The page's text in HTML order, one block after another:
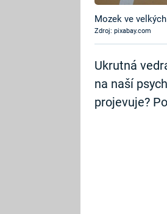
Mozek ve
Zdroj: pixabay.com
Ukrutná
na naší
projevuje?